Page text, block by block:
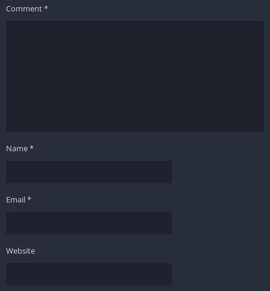
Comment*
Name*
Email*
Website